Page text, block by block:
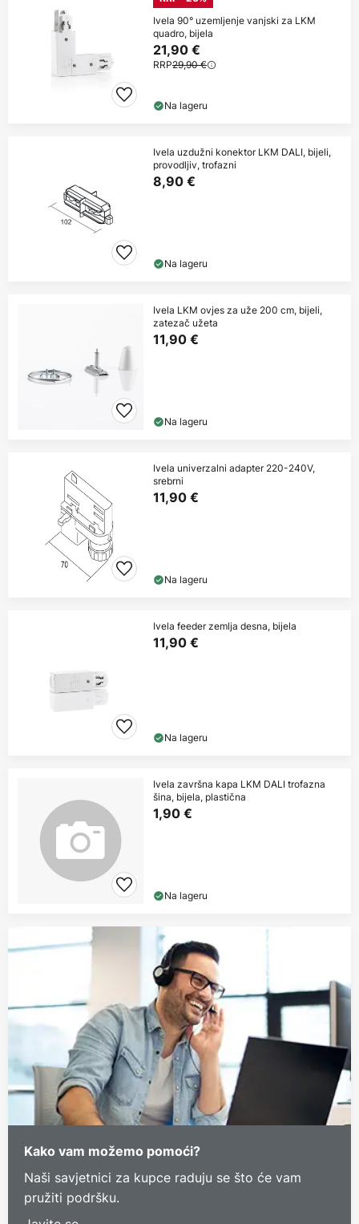
Ivela 90° uzemljenje vanjski za LKM
quadro, bijela
21,90 €
RRP29,90 €
Na lageru
Ivela uzdužni konektor LKM DALI, bijeli,
provodljiv, trofazni
8,90 €
Na lageru
Ivela LKM ovjes za uže 200 cm, bijeli,
zatezač užeta
11,90 €
Na lageru
Ivela univerzalni adapter 220-240V,
srebrni
11,90 €
Na lageru
Ivela feeder zemlja desna, bijela
11,90 €
Na lageru
Ivela završna kapa LKM DALI trofazna
šina, bijela, plastična
1,90 €
Na lageru
Kako vam možemo pomoći?
Naši savjetnici za kupce raduju se što će vam
pružiti podršku.